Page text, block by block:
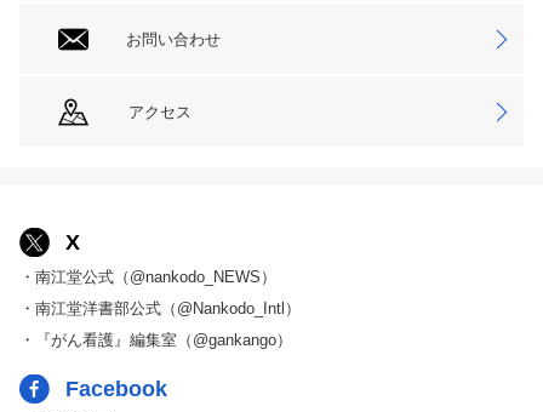
お問い合わせ
アクセス
X
・南江堂公式（@nankodo_NEWS）
・南江堂洋書部公式（@Nankodo_Intl）
・『がん看護』編集室（@gankango）
Facebook